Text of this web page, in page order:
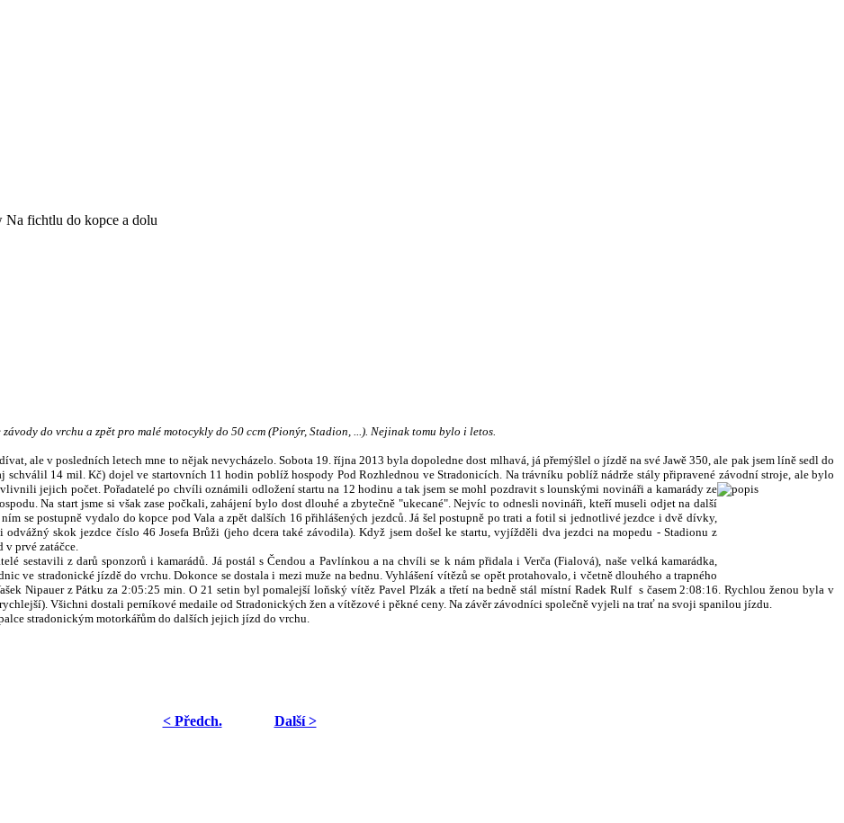
Na fichtlu do kopce a dolu
do vrchu a zpět pro malé motocykly do 50 ccm (Pionýr, Stadion, ...). Nejinak tomu bylo i letos.
ale v posledních letech mne to nějak nevycházelo. Sobota 19. října 2013 byla dopoledne dost mlhavá, já přemýšlel o jízdě na své Jawě 350, ale pak jsem líně sedl do
schválil 14 mil. Kč) dojel ve startovních 11 hodin poblíž hospody Pod Rozhlednou ve Stradonicích. Na trávníku poblíž nádrže stály připravené závodní stroje, ale bylo
jejich počet. Pořadatelé po chvíli oznámili odložení startu na 12 hodinu a tak jsem se mohl pozdravit s lounskými novináři a kamarády ze
Na start jsme si však zase počkali, zahájení bylo dost dlouhé a zbytečně "ukecané". Nejvíc to odnesli novináři, kteří museli odjet na další
se postupně vydalo do kopce pod Vala a zpět dalších 16 přihlášených jezdců. Já šel postupně po trati a fotil si jednotlivé jezdce i dvě dívky,
skok jezdce číslo 46 Josefa Brůži (jeho dcera také závodila). Když jsem došel ke startu, vyjížděli dva jezdci na mopedu - Stadionu z
v prvé zatáčce.
sestavili z darů sponzorů i kamarádů. Já postál s Čendou a Pavlínkou a na chvíli se k nám přidala i Verča (Fialová), naše velká kamarádka,
ve stradonické jízdě do vrchu. Dokonce se dostala i mezi muže na bednu. Vyhlášení vítězů se opět protahovalo, i včetně dlouhého a trapného
Nipauer z Pátku za 2:05:25 min. O 21 setin byl pomalejší loňský vítěz Pavel Plzák a třetí na bedně stál místní Radek Rulf s časem 2:08:16. Rychlou ženou byla v
Všichni dostali perníkové medaile od Stradonických žen a vítězové i pěkné ceny. Na závěr závodníci společně vyjeli na trať na svoji spanilou jízdu.
stradonickým motorkářům do dalších jejich jízd do vrchu.
< Předch.
Další >